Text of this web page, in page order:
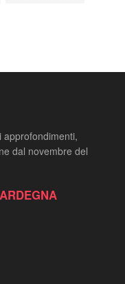
approfondimenti,
dal novembre del